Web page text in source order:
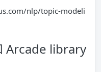
nlp/topic-modeli
Arcade library